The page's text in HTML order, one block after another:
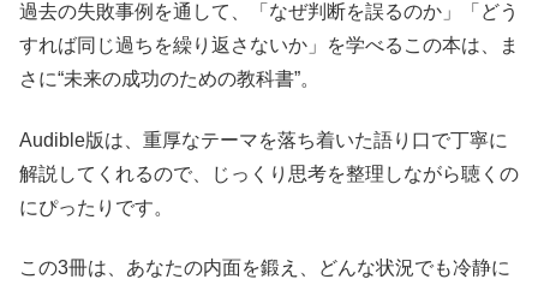
過去の失敗事例を通して、「なぜ判断を誤るのか」「どう
すれば同じ過ちを繰り返さないか」を学べるこの本は、ま
さに“未来の成功のための教科書”。
Audible版は、重厚なテーマを落ち着いた語り口で丁寧に
解説してくれるので、じっくり思考を整理しながら聴くの
にぴったりです。
この3冊は、あなたの内面を鍛え、どんな状況でも冷静に